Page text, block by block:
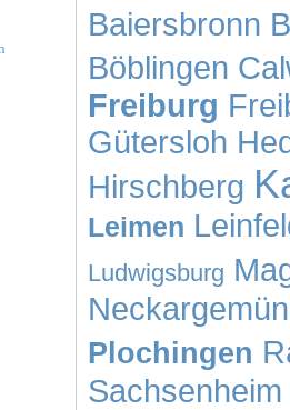
Baiersbronn
Böblingen
Freiburg
Gütersloh
Hirschberg
Leimen
Ludwigsburg
Plochingen
Sachsenheim